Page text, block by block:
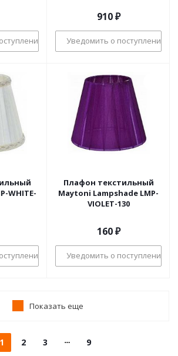
910₽
Уведомить о поступлении
WHITE-
Плафон текстильный
Maytoni Lampshade LMP-
VIOLET-130
160₽
Уведомить о поступлении
Показать еще
1 2 3 9